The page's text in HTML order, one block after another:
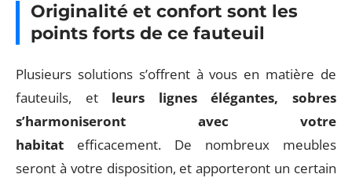
Originalité et confort sont les
points forts de ce fauteuil
Plusieurs solutions s’offrent à vous en matière de
fauteuils, etleurs lignes élégantes, sobres
s’harmoniseront avec votre
habitat efficacement. De nombreux meubles
seront à votre disposition, et apporteront un certain